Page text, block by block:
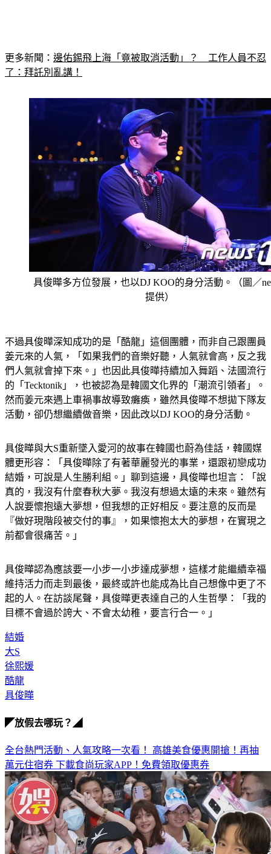
更多新聞： 邊佑錫飛上海「竟被取消活動」？　工作人員不忍
了：拜託別亂講！
具俊曄多方位發展，也以DJ KOO的身分活動。（圖／
提供）
不過具俊曄深知成功的是「酷龍」這個團體，而非自己跟團員
姜元來的人氣，「如果我們的音樂好聽，人氣就會高，反之我
們人氣就會掉下來。」也因此具俊曄持續加入舞蹈、法國流行
的「Tecktonik」，也被認為是韓國文化界的「潮流引領者」。
然而姜元來遇上車禍事故導致癱瘓，雖然具俊曄不想拋下隊友
活動，卻仍想繼續做音樂，因此改以DJ KOO的身分活動。
具俊曄與大S重新墜入愛河的故事在韓國也蔚為佳話，韓國媒
體更形容：「具俊曄除了有著華麗發光的事業，還跟初戀成功
結婚，可說是人生勝利組。」聊到這邊，具俊曄也坦言：「說
真的，我沒有什麼春秋大夢。我沒有想過太遠的未來。雖然有
人說要懷抱遠大夢想，但我想的正好相反。要注意的反而是
『做好現階段被交付的事』，如果懷抱太大的夢想，在實現之
前都會很痛苦。」
具俊曄認為應該要一小步一小步達成夢想，這樣才能繼續幸福
維持活力而走到最後，最終或許也能成為比自己想像中更了不
起的人。在訪談尾聲，具俊曄更表達自己的人生哲學：「我的
目標不會過於誇大、不會太幼稚，要言行合一。」
結婚
大S
徐熙媛
酷龍
具俊曄
◤放假去哪玩？◢
全台熱門活動、人氣攻略一次看！ 高雄美食優惠開搶！再抽
萬元住宿券 下載食尚玩家APP！免費領取優惠券